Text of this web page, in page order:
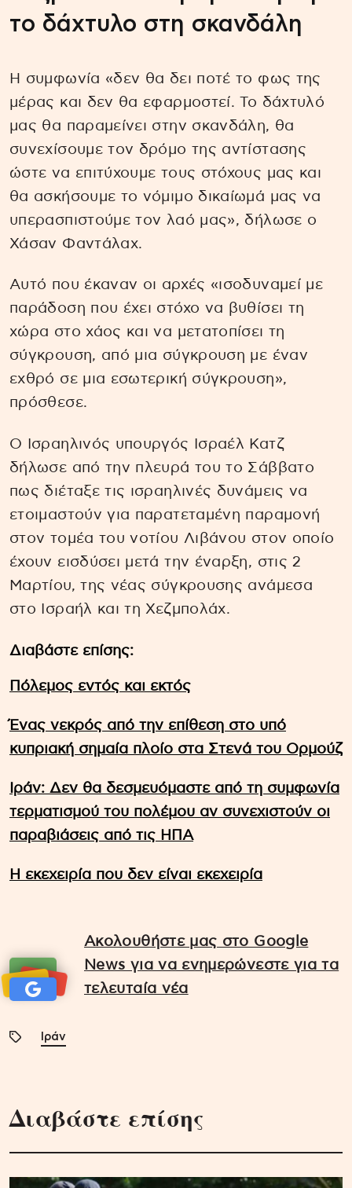
το δάχτυλο στη σκανδάλη
Η συμφωνία «δεν θα δει ποτέ το φως της
μέρας και δεν θα εφαρμοστεί. Το δάχτυλό
μας θα παραμείνει στην σκανδάλη, θα
συνεχίσουμε τον δρόμο της αντίστασης
ώστε να επιτύχουμε τους στόχους μας και
θα ασκήσουμε το νόμιμο δικαίωμά μας να
υπερασπιστούμε τον λαό μας», δήλωσε ο
Χάσαν Φαντάλαχ.
Αυτό που έκαναν οι αρχές «ισοδυναμεί με
παράδοση που έχει στόχο να βυθίσει τη
χώρα στο χάος και να μετατοπίσει τη
σύγκρουση, από μια σύγκρουση με έναν
εχθρό σε μια εσωτερική σύγκρουση»,
πρόσθεσε.
Ο Ισραηλινός υπουργός Ισραέλ Κατζ
δήλωσε από την πλευρά του το Σάββατο
πως διέταξε τις ισραηλινές δυνάμεις να
ετοιμαστούν για παρατεταμένη παραμονή
στον τομέα του νοτίου Λιβάνου στον οποίο
έχουν εισδύσει μετά την έναρξη, στις 2
Μαρτίου, της νέας σύγκρουσης ανάμεσα
στο Ισραήλ και τη Χεζμπολάχ.
Διαβάστε επίσης:
Πόλεμος εντός και εκτός
Ένας νεκρός από την επίθεση στο υπό
κυπριακή σημαία πλοίο στα Στενά του Ορμούζ
Ιράν: Δεν θα δεσμευόμαστε από τη συμφωνία
τερματισμού του πολέμου αν συνεχιστούν οι
παραβιάσεις από τις ΗΠΑ
Η εκεχειρία που δεν είναι εκεχειρία
Ακολουθήστε μας στο Google
News για να ενημερώνεστε για τα
τελευταία νέα
Ιράν
Διαβάστε επίσης